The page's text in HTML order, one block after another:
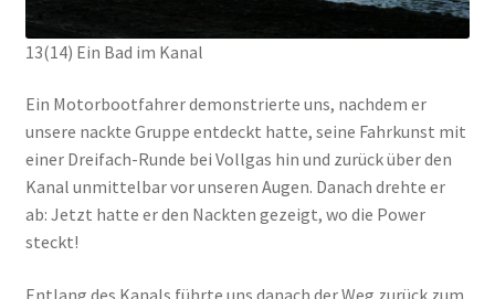
13(14) Ein Bad im Kanal
Ein Motorbootfahrer demonstrierte uns, nachdem er
unsere nackte Gruppe entdeckt hatte, seine Fahrkunst mit
einer Dreifach-Runde bei Vollgas hin und zurück über den
Kanal unmittelbar vor unseren Augen. Danach drehte er
ab: Jetzt hatte er den Nackten gezeigt, wo die Power
steckt!
Entlang des Kanals führte uns danach der Weg zurück zum